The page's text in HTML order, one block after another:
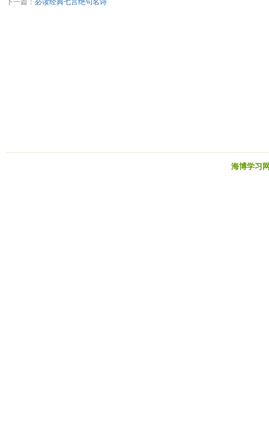
下一篇： 必读经典七言绝句名诗
海博学习